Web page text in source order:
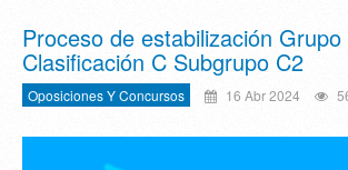
Proceso de estabilización Grupo
Clasificación C Subgrupo C2
Oposiciones Y Concursos 16 Abr 2024